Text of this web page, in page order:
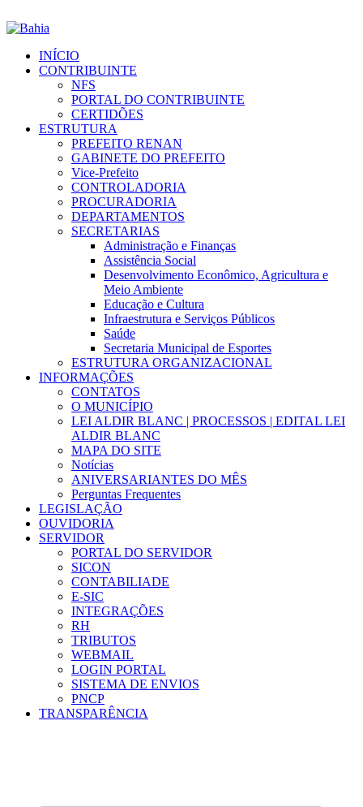
INÍCIO
CONTRIBUINTE
NFS
PORTAL DO CONTRIBUINTE
CERTIDÕES
ESTRUTURA
PREFEITO RENAN
GABINETE DO PREFEITO
Vice-Prefeito
CONTROLADORIA
PROCURADORIA
DEPARTAMENTOS
SECRETARIAS
Administração e Finanças
Assistência Social
Desenvolvimento Econômico, Agricultura e
Meio Ambiente
Educação e Cultura
Infraestrutura e Serviços Públicos
Saúde
Secretaria Municipal de Esportes
ESTRUTURA ORGANIZACIONAL
INFORMAÇÕES
CONTATOS
O MUNICÍPIO
LEI ALDIR BLANC | PROCESSOS | EDITAL LEI
ALDIR BLANC
MAPA DO SITE
Notícias
ANIVERSARIANTES DO MÊS
Perguntas Frequentes
LEGISLAÇÃO
OUVIDORIA
SERVIDOR
PORTAL DO SERVIDOR
SICON
CONTABILIADE
E-SIC
INTEGRAÇÕES
RH
TRIBUTOS
WEBMAIL
LOGIN PORTAL
SISTEMA DE ENVIOS
PNCP
TRANSPARÊNCIA